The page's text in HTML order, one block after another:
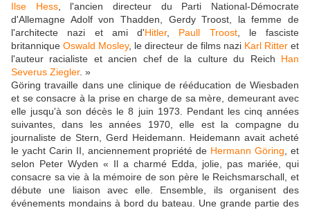
Ilse Hess, l'ancien directeur du Parti National-Démocrate
d'Allemagne Adolf von Thadden, Gerdy Troost, la femme de
l'architecte nazi et ami d'Hitler, Paull Troost, le fasciste
britanniqueOswald Mosley, le directeur de films nazi Karl Ritteret
l'auteur racialiste et ancien chef de la culture du Reich Han
Severus Ziegler. »
Göring travaille dans une clinique de rééducation de Wiesbaden
et se consacre à la prise en charge de sa mère, demeurant avec
elle jusqu'à son décès le 8 juin 1973. Pendant les cinq années
suivantes, dans les années 1970, elle est la compagne du
journaliste de Stern, Gerd Heidemann. Heidemann avait acheté
le yacht Carin II, anciennement propriété de Hermann Göring , et
selon Peter Wyden « Il a charmé Edda, jolie, pas mariée, qui
consacre sa vie à la mémoire de son père le Reichsmarschall, et
débute une liaison avec elle. Ensemble, ils organisent des
événements mondains à bord du bateau. Une grande partie des